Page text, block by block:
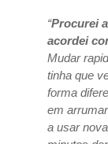
“Procurei
acordei
Mudar
tinha que
forma
em
a usar